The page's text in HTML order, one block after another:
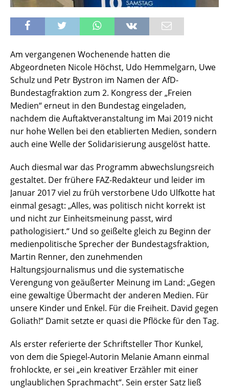
Am vergangenen Wochenende hatten die
Abgeordneten Nicole Höchst, Udo Hemmelgarn, Uwe
Schulz und Petr Bystron im Namen der AfD-
Bundestagfraktion zum 2. Kongress der „Freien
Medien“ erneut in den Bundestag eingeladen,
nachdem die Auftaktveranstaltung im Mai 2019 nicht
nur hohe Wellen bei den etablierten Medien, sondern
auch eine Welle der Solidarisierung ausgelöst hatte.
Auch diesmal war das Programm abwechslungsreich
gestaltet. Der frühere FAZ-Redakteur und leider im
Januar 2017 viel zu früh verstorbene Udo Ulfkotte hat
einmal gesagt: „Alles, was politisch nicht korrekt ist
und nicht zur Einheitsmeinung passt, wird
pathologisiert.“ Und so geißelte gleich zu Beginn der
medienpolitische Sprecher der Bundestagsfraktion,
Martin Renner, den zunehmenden
Haltungsjournalismus und die systematische
Verengung von geäußerter Meinung im Land: „Gegen
eine gewaltige Übermacht der anderen Medien. Für
unsere Kinder und Enkel. Für die Freiheit. David gegen
Goliath!“ Damit setzte er quasi die Pflöcke für den Tag.
Als erster referierte der Schriftsteller Thor Kunkel,
von dem die Spiegel-Autorin Melanie Amann einmal
frohlockte, er sei „ein kreativer Erzähler mit einer
unglaublichen Sprachmacht“. Sein erster Satz ließ